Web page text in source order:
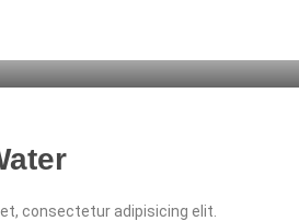
consectetur adipisicing elit.